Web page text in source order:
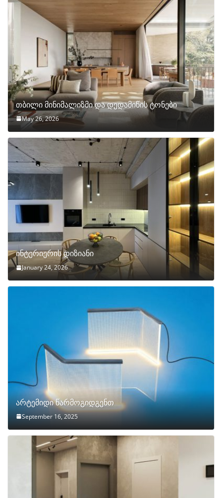
თბილი მინიმალიზმი და დედამიწის ტონები
May 26, 2026
ინტერიერის დიზიანი
January 24, 2026
არტემიდი წარმოგიდგენთ
September 16, 2025